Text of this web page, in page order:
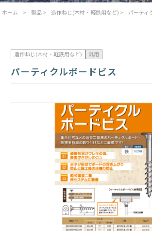
ホーム > 製品> 造作ねじ(木材・軽鉄用など) > パーティ
造作ねじ(木材・軽鉄用など) 汎用
パーティクルボードビス